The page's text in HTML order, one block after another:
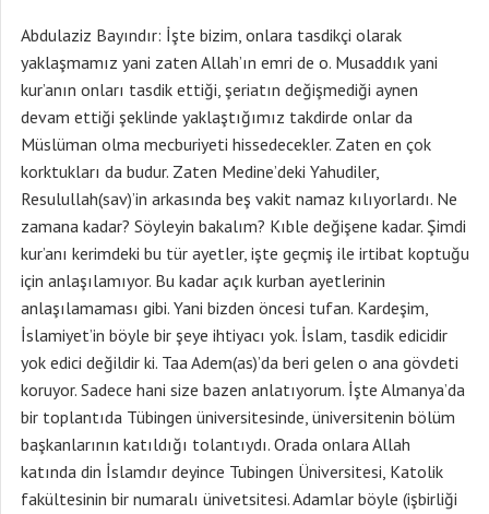
Abdulaziz Bayındır: İşte bizim, onlara tasdikçi olarak
yaklaşmamız yani zaten Allah’ın emri de o. Musaddık yani
kur’anın onları tasdik ettiği, şeriatın değişmediği aynen
devam ettiği şeklinde yaklaştığımız takdirde onlar da
Müslüman olma mecburiyeti hissedecekler. Zaten en çok
korktukları da budur. Zaten Medine’deki Yahudiler,
Resulullah(sav)’in arkasında beş vakit namaz kılıyorlardı. Ne
zamana kadar? Söyleyin bakalım? Kıble değişene kadar. Şimdi
kur’anı kerimdeki bu tür ayetler, işte geçmiş ile irtibat koptuğu
için anlaşılamıyor. Bu kadar açık kurban ayetlerinin
anlaşılamaması gibi. Yani bizden öncesi tufan. Kardeşim,
İslamiyet’in böyle bir şeye ihtiyacı yok. İslam, tasdik edicidir
yok edici değildir ki. Taa Adem(as)’da beri gelen o ana gövdeti
koruyor. Sadece hani size bazen anlatıyorum. İşte Almanya’da
bir toplantıda Tübingen üniversitesinde, üniversitenin bölüm
başkanlarının katıldığı tolantıydı. Orada onlara Allah
katında din İslamdır deyince Tubingen Üniversitesi, Katolik
fakültesinin bir numaralı ünivetsitesi. Adamlar böyle (işbirliği